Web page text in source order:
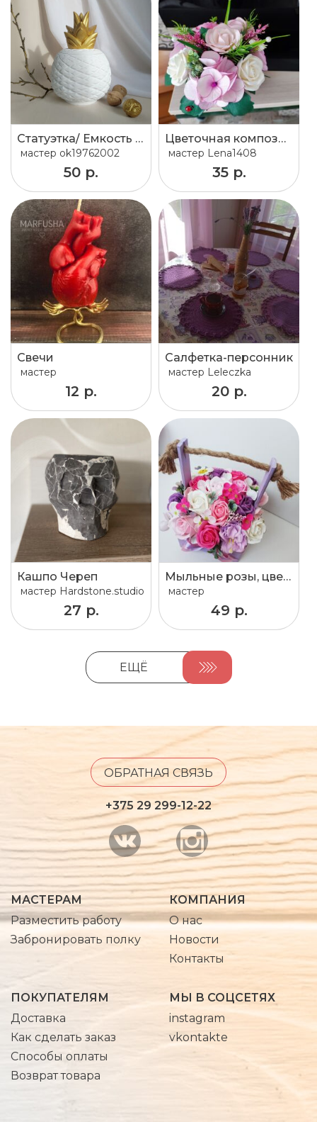
Статуэтка/ Емкость для хранения различных мелочей
мастер ok19762002
50 р.
Цветочная композиция
мастер Lena1408
35 р.
Свечи
мастер
12 р.
Салфетка-персонник
мастер Leleczka
20 р.
Кашпо Череп
мастер Hardstone.studio
27 р.
Мыльные розы, цветы из мыла, мыльные цветы, подарок, цветы
мастер
49 р.
ЕЩЁ
ОБРАТНАЯ СВЯЗЬ
+375 29 299-12-22
МАСТЕРАМ
Разместить работу
Забронировать полку
КОМПАНИЯ
О нас
Новости
Контакты
ПОКУПАТЕЛЯМ
Доставка
Как сделать заказ
Способы оплаты
Возврат товара
МЫ В СОЦСЕТЯХ
instagram
vkontakte